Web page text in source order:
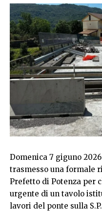
Domenica 7 giguno
trasmesso una formale
Prefetto di Potenza per
urgente di un tavolo
lavori del ponte sulla S.P.